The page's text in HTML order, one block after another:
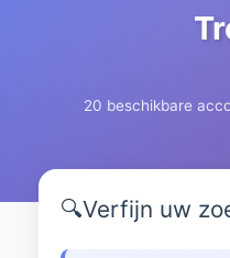
20 beschikbare
🔍Verfijn uw